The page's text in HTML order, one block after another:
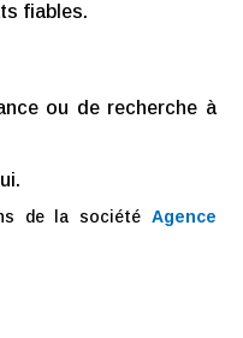
fiables.
ou de recherche à
de la société Agence